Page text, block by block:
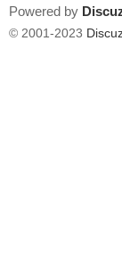
Powered by
© 2001-2023